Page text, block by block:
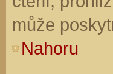
může
Nahoru